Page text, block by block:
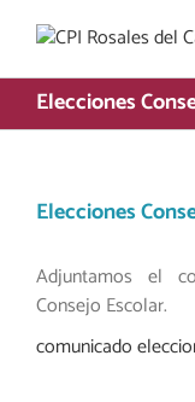
contenido
Elecciones
Elecciones
Adjuntamos el
Consejo Escolar.
comunicado